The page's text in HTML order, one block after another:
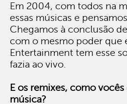
Em 2004, com todos na
essas músicas e
Chegamos à conclusão
com o mesmo poder que
Entertainment tem esse
fazia ao vivo.
E os remixes, como
música?